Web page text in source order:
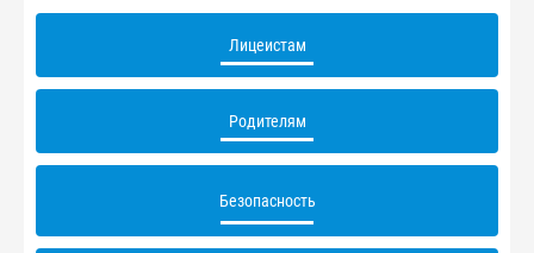
Лицеистам
Родителям
Безопасность